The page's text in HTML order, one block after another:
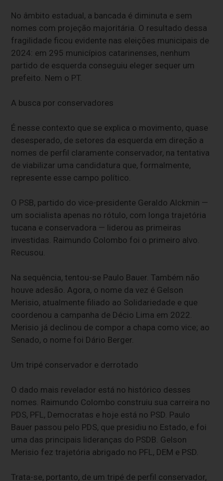
No âmbito estadual, a bancada é diminuta e sem
nomes com projeção majoritária. O resultado dessa
fragilidade ficou evidente nas eleições municipais de
2024: em 295 municípios catarinenses, nenhum
partido de esquerda conseguiu eleger sequer um
prefeito. Nem o PT.
A busca por conservadores
É nesse contexto que se explica o movimento, quase
desesperado, de setores da esquerda em direção a
nomes de perfil claramente conservador, na tentativa
de viabilizar uma candidatura que, formalmente,
represente esse campo político.
O PSB, partido do vice-presidente Geraldo Alckmin —
um socialista apenas no rótulo, com longa trajetória
tucana e conservadora — liderou as primeiras
investidas. Raimundo Colombo foi o primeiro alvo.
Recusou.
Na sequência, tentou-se Paulo Bauer. Também não
houve adesão. Agora, o nome da vez é Gelson
Merisio, atualmente filiado ao Solidariedade e que
coordenou a campanha de Décio Lima em 2022.
Merisio já declinou de compor a chapa como vice; ao
Senado, o nome foi Dário Berger.
Um tripé conservador e derrotado
O dado mais revelador está no histórico desses
nomes. Raimundo Colombo construiu sua carreira no
PDS, PFL, Democratas e hoje está no PSD. Paulo
Bauer passou pelo PDS, que presidiu no Estado, e foi
uma das principais lideranças do PSDB. Gelson
Merisio fez trajetória abrigado no PFL, DEM e PSD.
Trata-se, portanto, de um tripé de perfil conservador,